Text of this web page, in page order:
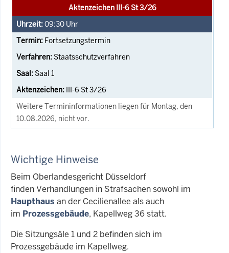
Aktenzeichen III-6 St 3/26
09:30 Uhr
Fortsetzungstermin
Staatsschutzverfahren
Saal 1
III-6 St 3/26
Weitere Termininformationen liegen für Montag, den
10.08.2026, nicht vor.
Wichtige Hinweise
Beim Oberlandesgericht Düsseldorf
finden Verhandlungen in Strafsachen sowohl im
Haupthaus an der Cecilienallee als auch
im Prozessgebäude, Kapellweg 36 statt.
Die Sitzungsäle 1 und 2 befinden sich im
Prozessgebäude im Kapellweg.